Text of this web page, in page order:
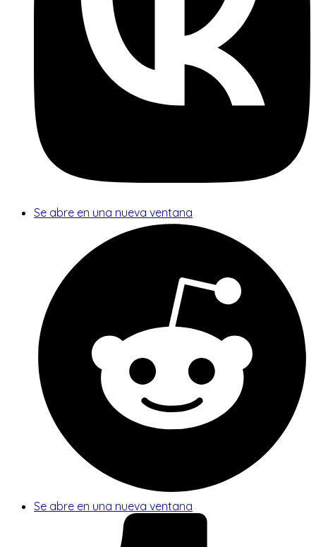
Se abre en una nueva ventana
Se abre en una nueva ventana